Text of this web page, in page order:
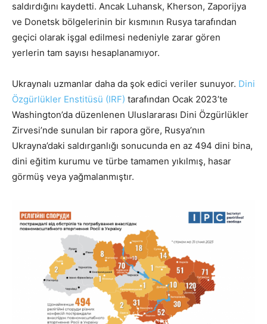
saldırdığını kaydetti. Ancak Luhansk, Kherson, Zaporijya
ve Donetsk bölgelerinin bir kısmının Rusya tarafından
geçici olarak işgal edilmesi nedeniyle zarar gören
yerlerin tam sayısı hesaplanamıyor.
Ukraynalı uzmanlar daha da şok edici veriler sunuyor. Dini
Özgürlükler Enstitüsü (IRF) tarafından Ocak 2023’te
Washington’da düzenlenen Uluslararası Dini Özgürlükler
Zirvesi’nde sunulan bir rapora göre, Rusya’nın
Ukrayna’daki saldırganlığı sonucunda en az 494 dini bina,
dini eğitim kurumu ve türbe tamamen yıkılmış, hasar
görmüş veya yağmalanmıştır.